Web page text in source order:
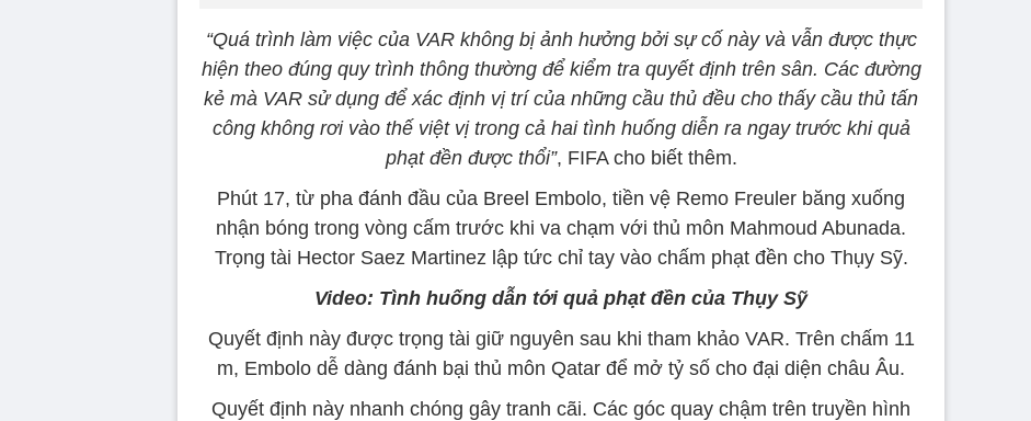
“Quá trình làm việc của VAR không bị ảnh hưởng bởi sự cố này và vẫn được thực
hiện theo đúng quy trình thông thường để kiểm tra quyết định trên sân. Các đường
kẻ mà VAR sử dụng để xác định vị trí của những cầu thủ đều cho thấy cầu thủ tấn
công không rơi vào thế việt vị trong cả hai tình huống diễn ra ngay trước khi quả
phạt đền được thổi”, FIFA cho biết thêm.
Phút 17, từ pha đánh đầu của Breel Embolo, tiền vệ Remo Freuler băng xuống
nhận bóng trong vòng cấm trước khi va chạm với thủ môn Mahmoud Abunada.
Trọng tài Hector Saez Martinez lập tức chỉ tay vào chấm phạt đền cho Thụy Sỹ.
Video: Tình huống dẫn tới quả phạt đền của Thụy Sỹ
Quyết định này được trọng tài giữ nguyên sau khi tham khảo VAR. Trên chấm 11
m, Embolo dễ dàng đánh bại thủ môn Qatar để mở tỷ số cho đại diện châu Âu.
Quyết định này nhanh chóng gây tranh cãi. Các góc quay chậm trên truyền hình